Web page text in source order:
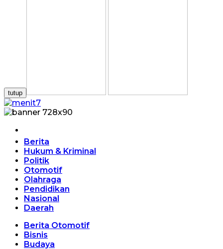
tutup
Berita
Hukum & Kriminal
Politik
Otomotif
Olahraga
Pendidikan
Nasional
Daerah
Berita Otomotif
Bisnis
Budaya